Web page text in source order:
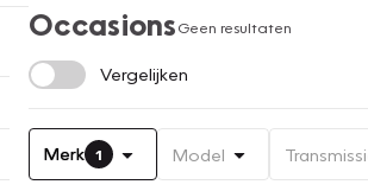
OccasionsGeen resultaten
Vergelijken
Merk 1 Model